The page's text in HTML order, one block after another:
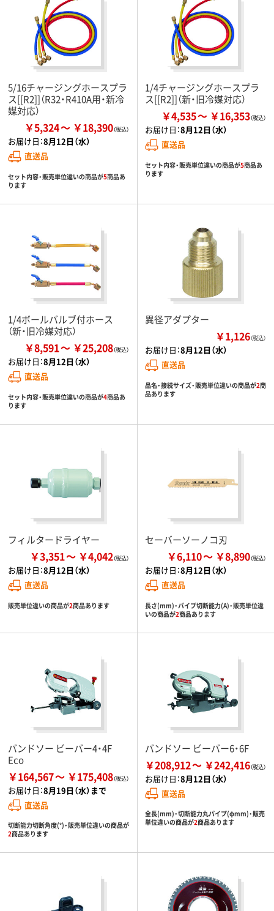
5/16チャージングホースプラ
ス[[R2]]（R32・R410A用・新冷
媒対応）
￥5,324 ￥18,390
お届け日：8月12日（水）
直送品
セット内容・販売単位違いの商品が5商品あ
ります
1/4チャージングホースプラ
ス[[R2]]（新・旧冷媒対応）
￥4,535 ￥16,353
お届け日：8月12日（水）
直送品
セット内容・販売単位違いの商品が5商品あ
ります
1/4ボールバルブ付ホース
（新・旧冷媒対応）
￥8,591 ￥25,208
お届け日：8月12日（水）
直送品
セット内容・販売単位違いの商品が4商品あ
ります
異径アダプター
￥1,126（税込）
お届け日：8月12日（水）
直送品
品名・接続サイズ・販売単位違いの商品が2商
品あります
フィルタードライヤー
￥3,351 ￥4,042
お届け日：8月12日（水）
直送品
販売単位違いの商品が2商品あります
セーバーソーノコ刃
￥6,110 ￥8,890
お届け日：8月12日（水）
直送品
長さ(mm)・パイプ切断能力(A)・販売単位違
いの商品が2商品あります
バンドソー ビーバー4・4F
Eco
￥164,567 ￥175,408
お届け日：8月19日（水）まで
直送品
切断能力切断角度(°)・販売単位違いの商品が
2商品あります
バンドソー ビーバー6・6F
￥208,912 ￥242,416
お届け日：8月12日（水）
直送品
全長(mm)・切断能力丸パイプ(φmm)・販売
単位違いの商品が2商品あります